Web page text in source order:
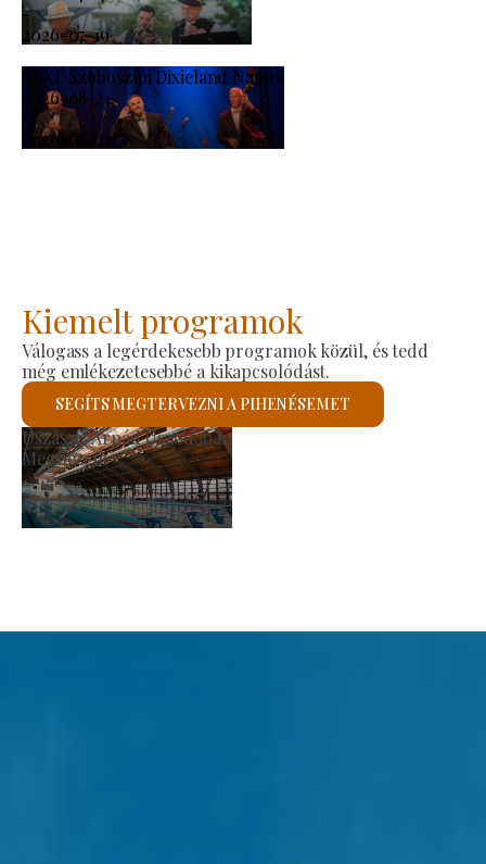
-
2026-07-19
XXXI. Szoboszlói Dixieland Napok
2026-08-21
-
2026-08-23
Kiemelt programok
Válogass a legérdekesebb programok közül, és tedd
még emlékezetesebbé a kikapcsolódást.
SEGÍTS MEGTERVEZNI A PIHENÉSEMET
Piac